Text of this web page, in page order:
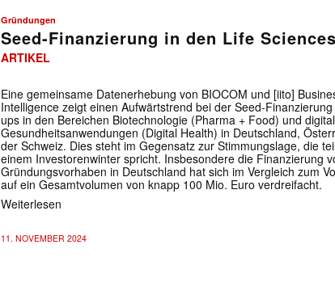
Gründungen
Seed-Finanzierung in den Life
ARTIKEL
Eine gemeinsame Datenerhebung von BIOCOM und [iito]
Intelligence zeigt einen Aufwärtstrend bei der Seed-
ups in den Bereichen Biotechnologie (Pharma + Food) und
Gesundheitsanwendungen (Digital Health) in Deutschland,
der Schweiz. Dies steht im Gegensatz zur Stimmungslage, die
einem Investorenwinter spricht. Insbesondere die Finanzierung
Gründungsvorhaben in Deutschland hat sich im Vergleich zum
auf ein Gesamtvolumen von knapp 100 Mio. Euro verdreifacht.
Weiterlesen
11. NOVEMBER 2024